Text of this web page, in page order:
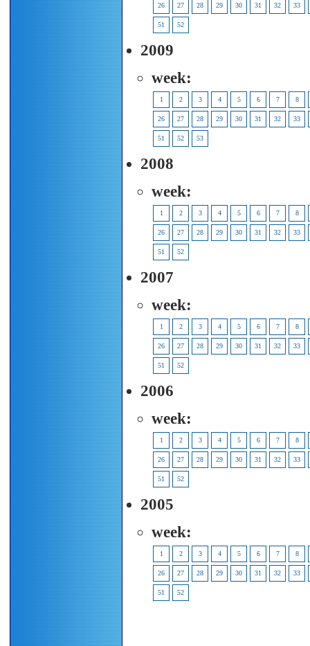
26 27 28 29 30 31 32 33
51 52
2009
week:
1 2 3 4 5 6 7 8
26 27 28 29 30 31 32 33
51 52 53
2008
week:
1 2 3 4 5 6 7 8
26 27 28 29 30 31 32 33
51 52
2007
week:
1 2 3 4 5 6 7 8
26 27 28 29 30 31 32 33
51 52
2006
week:
1 2 3 4 5 6 7 8
26 27 28 29 30 31 32 33
51 52
2005
week:
1 2 3 4 5 6 7 8
26 27 28 29 30 31 32 33
51 52